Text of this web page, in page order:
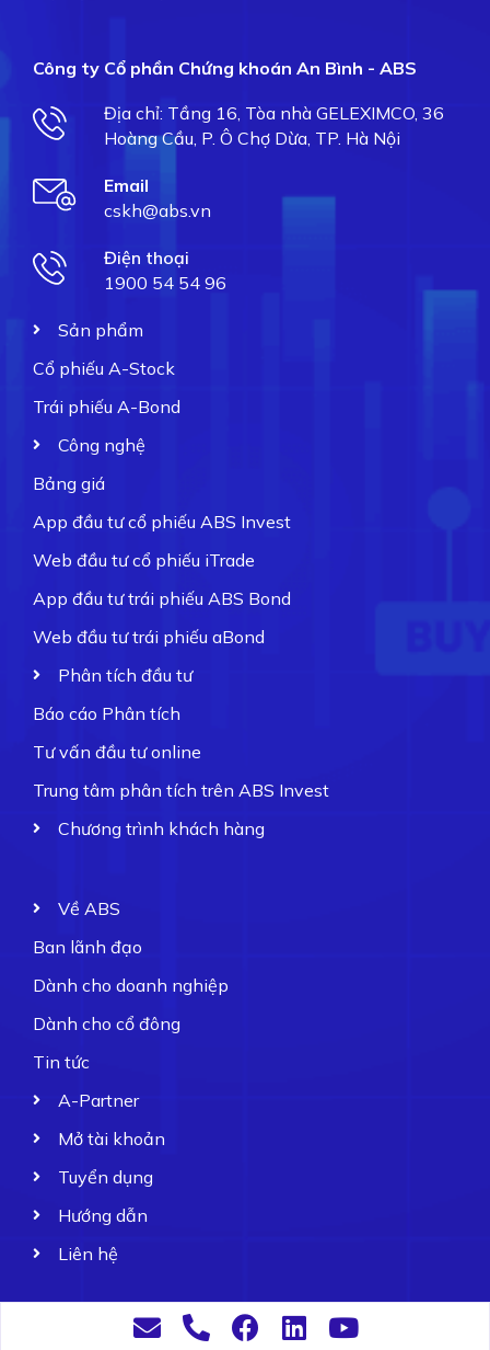
Công ty Cổ phần Chứng khoán An Bình - ABS
Địa chỉ: Tầng 16, Tòa nhà GELEXIMCO, 36
Hoàng Cầu, P. Ô Chợ Dừa, TP. Hà Nội
Email
cskh@abs.vn
Điện thoại
1900 54 54 96
Sản phẩm
Cổ phiếu A-Stock
Trái phiếu A-Bond
Công nghệ
Bảng giá
App đầu tư cổ phiếu ABS Invest
Web đầu tư cổ phiếu iTrade
App đầu tư trái phiếu ABS Bond
Web đầu tư trái phiếu aBond
Phân tích đầu tư
Báo cáo Phân tích
Tư vấn đầu tư online
Trung tâm phân tích trên ABS Invest
Chương trình khách hàng
Về ABS
Ban lãnh đạo
Dành cho doanh nghiệp
Dành cho cổ đông
Tin tức
A-Partner
Mở tài khoản
Tuyển dụng
Hướng dẫn
Liên hệ